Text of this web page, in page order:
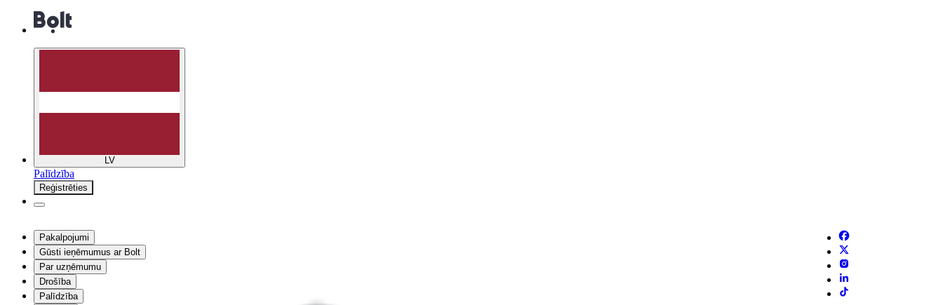
LV
Palīdzība
Reģistrēties
Pakalpojumi
Gūsti ieņēmumus ar Bolt
Par uzņēmumu
Drošība
Palīdzība